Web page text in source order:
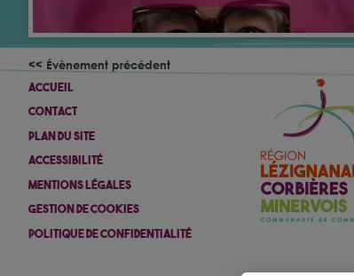
<< Évènement précédent
Accueil
Contact
Plan Du Site
Accessibilité
Mentions Légales
Gestion De Cookies
Politique De Confidentialité